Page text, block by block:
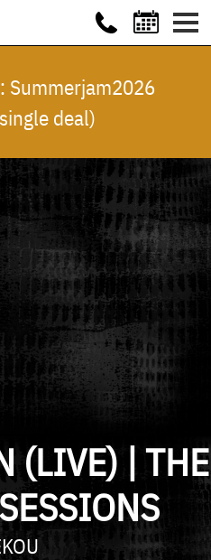
Summerjam2026
deal)
(LIVE) | THE